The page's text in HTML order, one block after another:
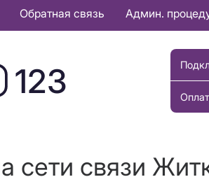
Обратная связь Админ.
123
сети связи